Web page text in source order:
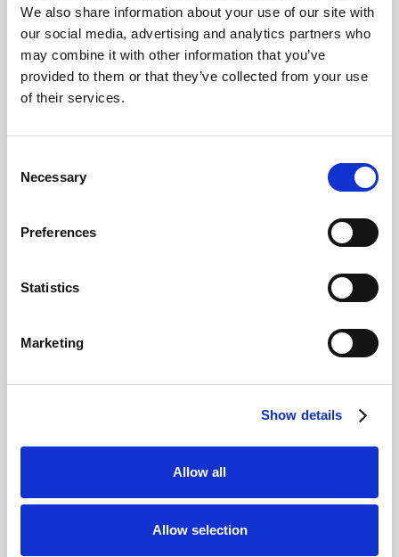
We also share information about your use of our site with
our social media, advertising and analytics partners who
may combine it with other information that you’ve
provided to them or that they’ve collected from your use
of their services.
Selection
Necessary
Preferences
Statistics
Marketing
Show details
Allow all
Allow selection
la méthode M.I.N.D à portée de tous »